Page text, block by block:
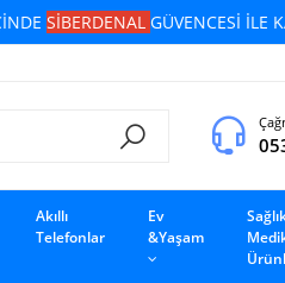
SİBERDENAL GÜVENCESİ İLE
Akıllı
Telefonlar
Ev
&Yaşam